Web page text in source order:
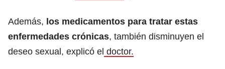
Además, los medicamentos para tratar estas
enfermedades crónicas, también disminuyen el
deseo sexual, explicó el doctor.